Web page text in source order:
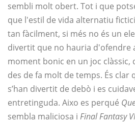
sembli molt obert. Tot i que
que l'estil de vida alternatiu
tan fàcilment, si més no és un
divertit que no hauria d'ofendre
moment bonic en un joc clàssic,
des de fa molt de temps. És clar
s’han divertit de debò i es
entretinguda. Aixo es perqué
sembla maliciosa i Final Fantasy